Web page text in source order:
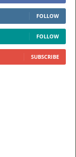
FOLLOW
FOLLOW
SUBSCRIBE